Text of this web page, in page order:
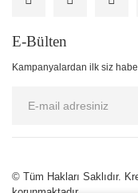
E-Bülten
Kampanyalardan ilk siz
© Tüm Hakları Saklıdır.